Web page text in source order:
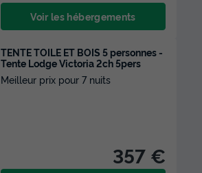
Voir les hébergements
TENTE TOILE ET BOIS 5 personnes -
Tente Lodge Victoria 2ch 5pers
Meilleur prix pour 7 nuits
357 €